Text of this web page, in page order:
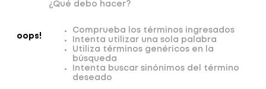
oops!
¿Qué debo hacer?
Comprueba los términos ingresados
Intenta utilizar una sola palabra
Utiliza términos genéricos en la
búsqueda
Intenta buscar sinónimos del término
deseado